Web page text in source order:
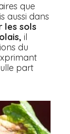
que
aussi dans
les sols
il
du
part